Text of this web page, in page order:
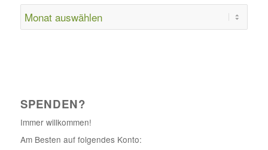
SPENDEN?
Immer willkommen!
Am Besten auf folgendes Konto: